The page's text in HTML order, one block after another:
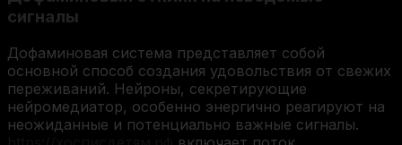
сигналы
Дофаминовая система представляет собой
основной способ создания удовольствия от свежих
переживаний. Нейроны, секретирующие
нейромедиатор, особенно энергично реагируют на
неожиданные и потенциально важные сигналы.